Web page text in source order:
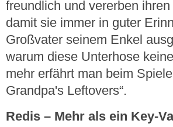
freundlich und vererben
damit sie immer in guter
Großvater seinem Enkel
warum diese Unterhose
mehr erfährt man beim
Grandpa's Leftovers“.
Redis – Mehr als ein Key-